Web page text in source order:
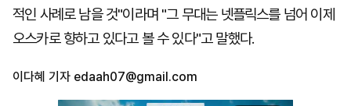
적인 사례로 남을 것"이라며 "그 무대는 넷플릭스를 넘어 이제
오스카로 향하고 있다고 볼 수 있다"고 말했다.
이다혜 기자 edaah07@gmail.com